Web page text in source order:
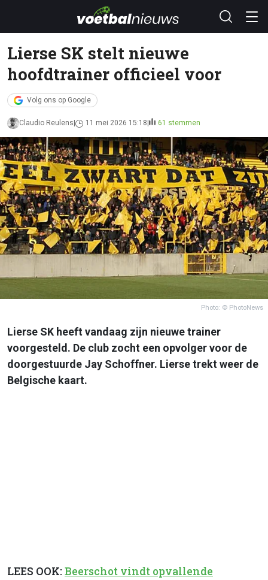
Lierse SK stelt nieuwe
hoofdtrainer officieel voor
Volg ons op Google
Claudio Reulens 11 mei 2026 15:18 61 stemmen
Photo: © PhotoNews
Lierse SK heeft vandaag zijn nieuwe trainer
voorgesteld. De club zocht een opvolger voor de
doorgestuurde Jay Schoffner. Lierse trekt weer de
Belgische kaart.
LEES OOK:Beerschot vindt opvallende